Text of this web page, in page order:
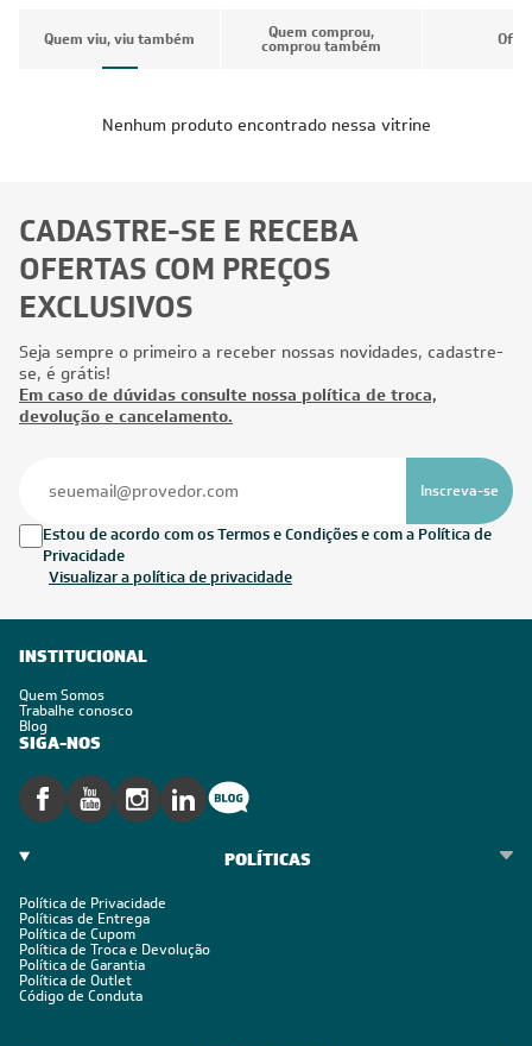
Quem viu, viu também Quem comprou,
comprou também
Nenhum produto encontrado nessa vitrine
CADASTRE-SE E RECEBA
OFERTAS COM PREÇOS
EXCLUSIVOS
Seja sempre o primeiro a receber nossas novidades, cadastre-
se, é grátis!
Em caso de dúvidas consulte nossa política de troca,
devolução e cancelamento.
Inscreva-se
Estou de acordo com os Termos e Condições e com a Política de
Privacidade
Visualizar a política de privacidade
INSTITUCIONAL
Quem Somos
Trabalhe conosco
Blog
SIGA-NOS
POLÍTICAS
Política de Privacidade
Políticas de Entrega
Política de Cupom
Política de Troca e Devolução
Política de Garantia
Política de Outlet
Código de Conduta